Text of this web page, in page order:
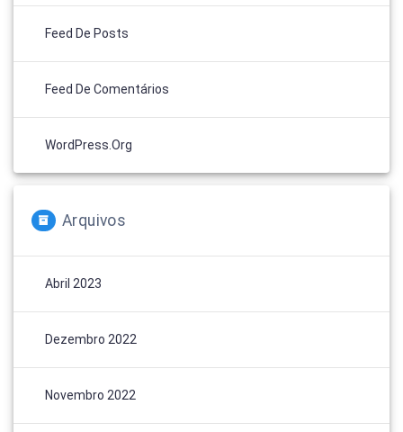
Feed De Posts
Feed De Comentários
WordPress.org
Arquivos
Abril 2023
Dezembro 2022
Novembro 2022